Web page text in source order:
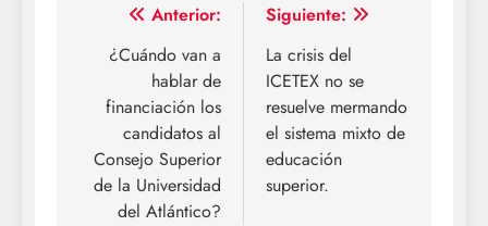
Navegación
entradas
Anterior:
¿Cuándo van a
hablar de
financiación los
candidatos al
Consejo Superior
de la Universidad
del Atlántico?
Siguiente:
La crisis del
ICETEX no se
resuelve mermando
el sistema mixto de
educación
superior.